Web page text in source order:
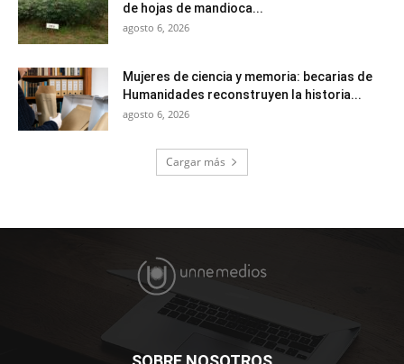
de hojas de mandioca...
agosto 6, 2026
Mujeres de ciencia y memoria: becarias de
Humanidades reconstruyen la historia...
agosto 6, 2026
Cargar más